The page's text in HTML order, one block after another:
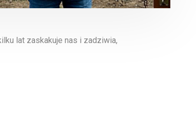
lat zaskakuje nas i zadziwia,